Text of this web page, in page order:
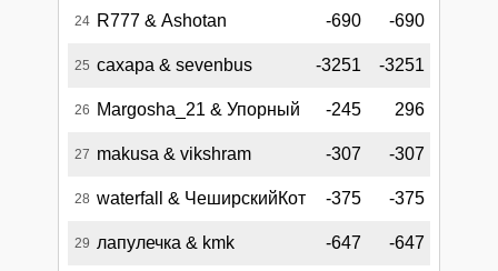
24 R777 & Ashotan -690 -690
25 сахара & sevenbus -3251 -3251
26 Margosha_21 & Упорный -245 296
27 makusa & vikshram -307 -307
28 waterfall & ЧеширскийКот -375 -375
29 лапулечка & kmk -647 -647